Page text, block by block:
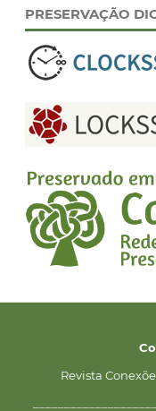
PRESERVAÇÃO
Revista